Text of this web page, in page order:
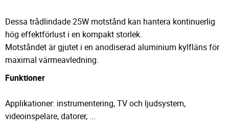
Dessa trådlindade 25W motstånd kan hantera kontinuerlig
hög effektförlust i en kompakt storlek.
Motståndet är gjutet i en anodiserad aluminium kylfläns för
maximal värmeavledning.
Funktioner
Applikationer: instrumentering, TV och ljudsystem,
videoinspelare, datorer, ...